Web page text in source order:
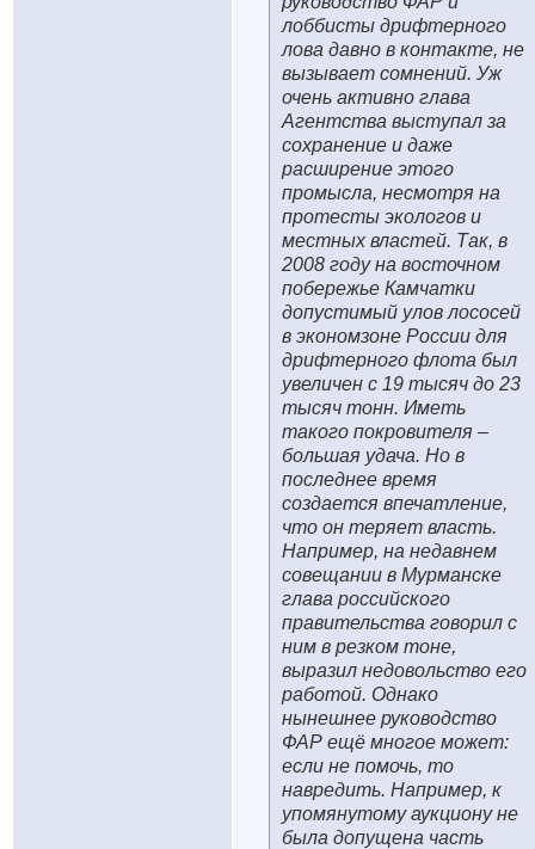
лоббисты дрифтерного
лова давно в контакте, не
вызывает сомнений. Уж
очень активно глава
Агентства выступал за
сохранение и даже
расширение этого
промысла, несмотря на
протесты экологов и
местных властей. Так, в
2008 году на восточном
побережье Камчатки
допустимый улов лососей
в экономзоне России для
дрифтерного флота был
увеличен с 19 тысяч до 23
тысяч тонн. Иметь
такого покровителя –
большая удача. Но в
последнее время
создается впечатление,
что он теряет власть.
Например, на недавнем
совещании в Мурманске
глава российского
правительства говорил с
ним в резком тоне,
выразил недовольство его
работой. Однако
нынешнее руководство
ФАР ещё многое может:
если не помочь, то
навредить. Например, к
упомянутому аукциону не
была допущена часть